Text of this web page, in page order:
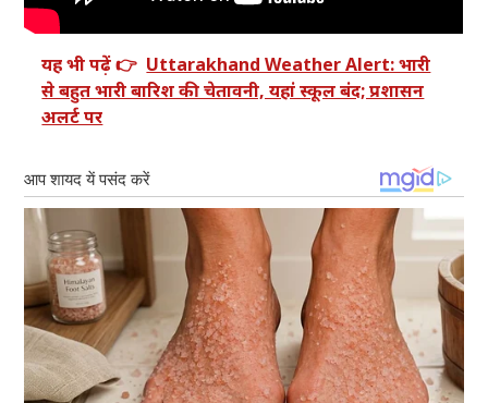
यह भी पढ़ें 👉 Uttarakhand Weather Alert: भारी
से बहुत भारी बारिश की चेतावनी, यहां स्कूल बंद; प्रशासन
अलर्ट पर